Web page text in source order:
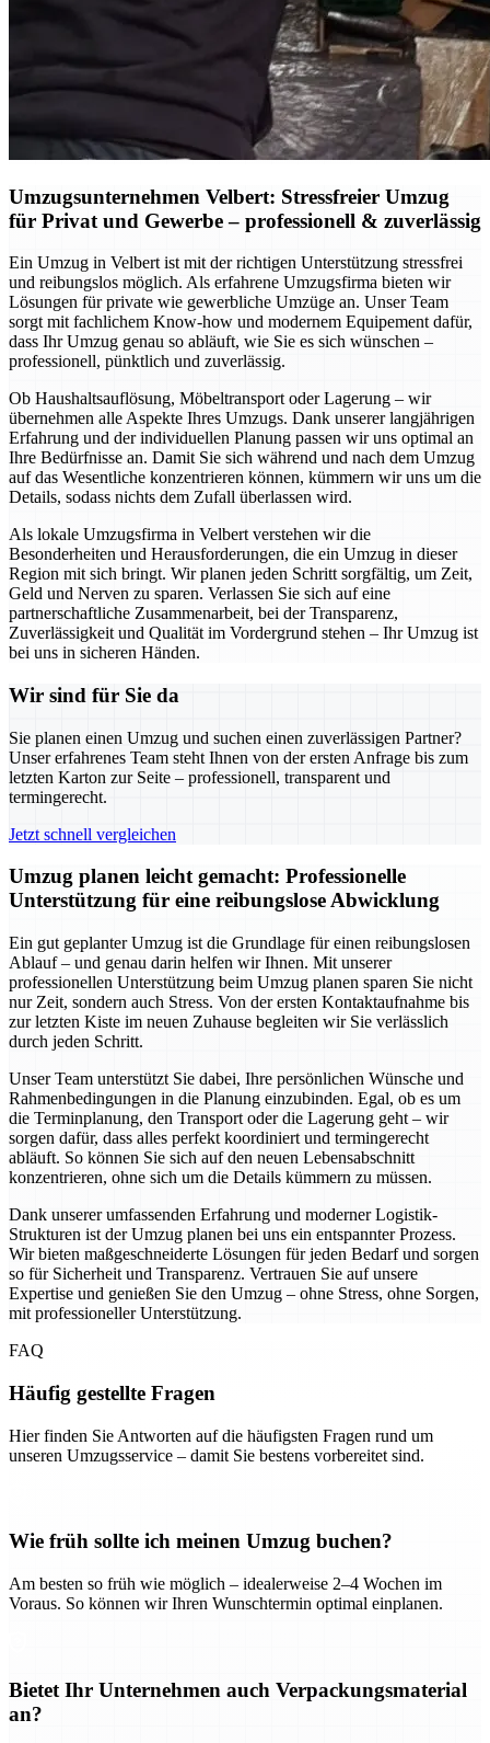
Umzugsunternehmen Velbert: Stressfreier Umzug
für Privat und Gewerbe – professionell & zuverlässig
Ein Umzug in Velbert ist mit der richtigen Unterstützung stressfrei
und reibungslos möglich. Als erfahrene Umzugsfirma bieten wir
Lösungen für private wie gewerbliche Umzüge an. Unser Team
sorgt mit fachlichem Know-how und modernem Equipement dafür,
dass Ihr Umzug genau so abläuft, wie Sie es sich wünschen –
professionell, pünktlich und zuverlässig.
Ob Haushaltsauflösung, Möbeltransport oder Lagerung – wir
übernehmen alle Aspekte Ihres Umzugs. Dank unserer langjährigen
Erfahrung und der individuellen Planung passen wir uns optimal an
Ihre Bedürfnisse an. Damit Sie sich während und nach dem Umzug
auf das Wesentliche konzentrieren können, kümmern wir uns um die
Details, sodass nichts dem Zufall überlassen wird.
Als lokale Umzugsfirma in Velbert verstehen wir die
Besonderheiten und Herausforderungen, die ein Umzug in dieser
Region mit sich bringt. Wir planen jeden Schritt sorgfältig, um Zeit,
Geld und Nerven zu sparen. Verlassen Sie sich auf eine
partnerschaftliche Zusammenarbeit, bei der Transparenz,
Zuverlässigkeit und Qualität im Vordergrund stehen – Ihr Umzug ist
bei uns in sicheren Händen.
Wir sind für Sie da
Sie planen einen Umzug und suchen einen zuverlässigen Partner?
Unser erfahrenes Team steht Ihnen von der ersten Anfrage bis zum
letzten Karton zur Seite – professionell, transparent und
termingerecht.
Jetzt schnell vergleichen
Umzug planen leicht gemacht: Professionelle
Unterstützung für eine reibungslose Abwicklung
Ein gut geplanter Umzug ist die Grundlage für einen reibungslosen
Ablauf – und genau darin helfen wir Ihnen. Mit unserer
professionellen Unterstützung beim Umzug planen sparen Sie nicht
nur Zeit, sondern auch Stress. Von der ersten Kontaktaufnahme bis
zur letzten Kiste im neuen Zuhause begleiten wir Sie verlässlich
durch jeden Schritt.
Unser Team unterstützt Sie dabei, Ihre persönlichen Wünsche und
Rahmenbedingungen in die Planung einzubinden. Egal, ob es um
die Terminplanung, den Transport oder die Lagerung geht – wir
sorgen dafür, dass alles perfekt koordiniert und termingerecht
abläuft. So können Sie sich auf den neuen Lebensabschnitt
konzentrieren, ohne sich um die Details kümmern zu müssen.
Dank unserer umfassenden Erfahrung und moderner Logistik-
Strukturen ist der Umzug planen bei uns ein entspannter Prozess.
Wir bieten maßgeschneiderte Lösungen für jeden Bedarf und sorgen
so für Sicherheit und Transparenz. Vertrauen Sie auf unsere
Expertise und genießen Sie den Umzug – ohne Stress, ohne Sorgen,
mit professioneller Unterstützung.
FAQ
Häufig gestellte Fragen
Hier finden Sie Antworten auf die häufigsten Fragen rund um
unseren Umzugsservice – damit Sie bestens vorbereitet sind.
Wie früh sollte ich meinen Umzug buchen?
Am besten so früh wie möglich – idealerweise 2–4 Wochen im
Voraus. So können wir Ihren Wunschtermin optimal einplanen.
Bietet Ihr Unternehmen auch Verpackungsmaterial
an?